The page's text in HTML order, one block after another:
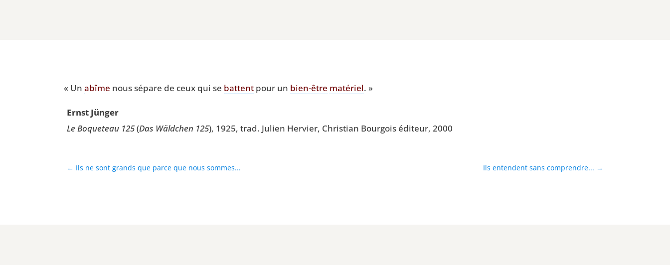
« Un abîme nous sépare de ceux qui se battentpour un bien-être maté­riel. »
Ernst Jün­ger
Le Boque­teau 125(Das Wäld­chen 125), 1925, trad. Julien Her­vier, Chris­tian Bour­gois édi­teur, 2000
← Ils ne sont grands que parce que nous sommes... Ils entendent sans comprendre... →